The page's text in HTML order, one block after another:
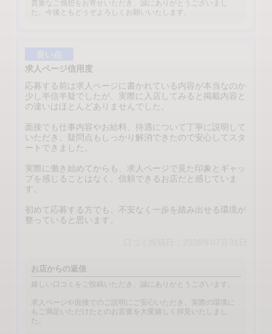
貴重なご感想をお寄せいただき、誠にありがとうございまし
た。今後ともどうぞよろしくお願いいたします。
良い点
求人ページ信用度
応募する前は求人ページに書かれている内容が本当なのか
少し半信半疑でしたが、実際に入店してみると掲載内容と
の違いはほとんどありませんでした。
面接でも仕事内容やお給料、待遇について丁寧に説明して
いただき、疑問点もしっかり解消できたので安心してスタ
ートできました。
実際に働き始めてからも、求人ページで見た印象とギャッ
プを感じることはなく、信頼できるお店だと感じていま
す。
初めて応募する方でも、不安なく一歩を踏み出せる環境が
整っていると思います。
お店からの返信
嬉しい口コミをご投稿いただき、誠にありがとうございます。
求人ページや面接でのご説明にご安心いただき、実際の環境に
もご満足いただけたとのお言葉を大変嬉しく拝見いたしまし
た。